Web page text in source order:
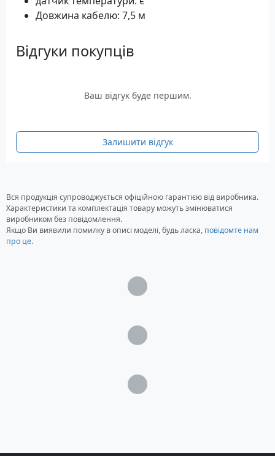
Довжина кабелю: 7,5 м
Відгуки покупців
Ваш відгук буде першим.
Залишити відгук
Вся продукція супроводжується офіційною гарантією від виробника.
Характеристики та комплектація товару можуть змінюватися
виробником без повідомлення.
Якщо Ви виявили помилку в описі моделі, будь ласка, повідомте нам
про це.
Загрузка...
Загрузка...
Загрузка...